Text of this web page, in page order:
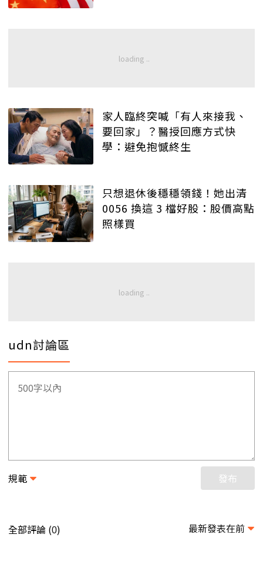
家人臨終突喊「有人來接我、
要回家」？醫授回應方式快
學：避免抱憾終生
只想退休後穩穩領錢！她出清
0056 換這 3 檔好股：股價高點
照樣買
udn討論區
規範 發布
全部評論 (0) 最新發表在前